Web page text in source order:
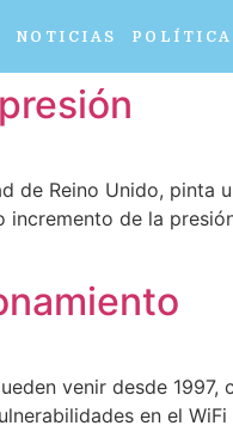
NOTICIAS POLÍTICA
de Reino Unido, pinta
de la
venir desde
en el